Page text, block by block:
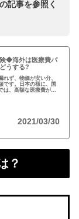
記事を参照く
◆海外は医療費バ
うする?
れず、物価が安い分、
です。日本の様に、国
は、高額な医療費が問
2021/03/30
？